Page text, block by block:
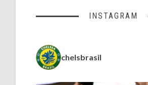
INSTAGRAM
chelsbrasil